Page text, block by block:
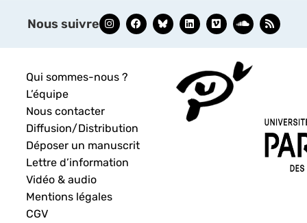
Nous suivre
Qui sommes-nous ?
L’équipe
Nous contacter
Diffusion/Distribution
Déposer un manuscrit
Lettre d’information
Vidéo & audio
Mentions légales
CGV